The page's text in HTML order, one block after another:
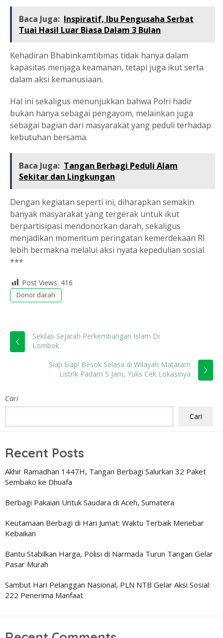
Baca Juga: Inspiratif, Ibu Pengusaha Serbat
Tuai Hasil Luar Biasa Dalam 3 Bulan
Kehadiran Bhabinkamtibmas tidak hanya dalam
kapasitas menjaga keamanan, tetapi juga ikut serta
dalam aksi kemanusiaan.
Hal ini sekaligus menunjukkan bahwa Polri hadir
bukan hanya sebagai pengayom, melainkan juga
sebagai bagian dari masyarakat yang peduli terhadap
kebutuhan bersama.
Baca Juga: Tangan Berbagi Peduli Alam
Sekitar dan Lingkungan
Dengan kegiatan seperti ini, diharapkan semakin
banyak masyarakat yang tergerak untuk ikut
berpartisipasi mendonorkan darah, sekaligus
menjadikan momentum peringatan kemerdekaan RI
lebih bermakna melalui aksi nyata kepedulian sosial.
***
Post Views: 416
Donor darah
Sekilas Sejarah Perkembangan Islam Di
Lombok
Siap Siap! Besok Selasa di Wilayah Mataram
Listrik Padam 5 Jam, Yuks Cek Lokasinya
Cari
Cari
Recent Posts
Akhir Ramadhan 1447H, Tangan Berbagi Salurkan 32 Paket
Sembako ke Dhuafa
Berbagi Pakaian Untuk Saudara di Aceh, Sumatera
Keutamaan Berbagi di Hari Jumat: Waktu Terbaik Menebar
Kebaikan
Bantu Stabilkan Harga, Polisi di Narmada Turun Tangan Gelar
Pasar Murah
Sambut Hari Pelanggan Nasional, PLN NTB Gelar Aksi Sosial:
222 Penerima Manfaat